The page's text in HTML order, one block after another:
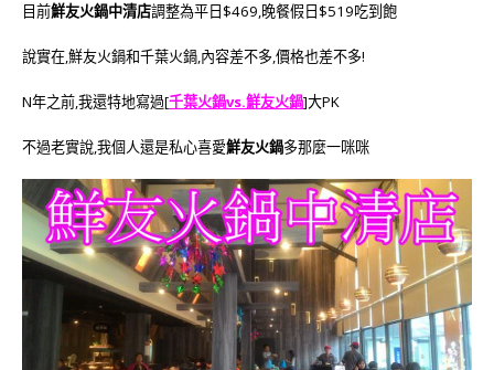
目前鮮友火鍋中清店調整為平日$469,晚餐假日$519吃到飽
說實在,鮮友火鍋和千葉火鍋,內容差不多,價格也差不多!
N年之前,我還特地寫過[千葉火鍋vs.鮮友火鍋]大PK
不過老實說,我個人還是私心喜愛鮮友火鍋多那麼一咪咪